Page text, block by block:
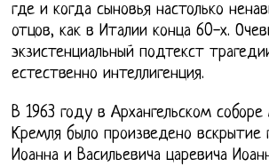
где и когда сыновья настолько
отцов, как в Италии конца 60-х.
экзистенциальный подтекст
естественно интеллигенция.
В 1963 году в Архангельском соборе
Кремля было произведено вскрытие
Иоанна и Васильевича царевича